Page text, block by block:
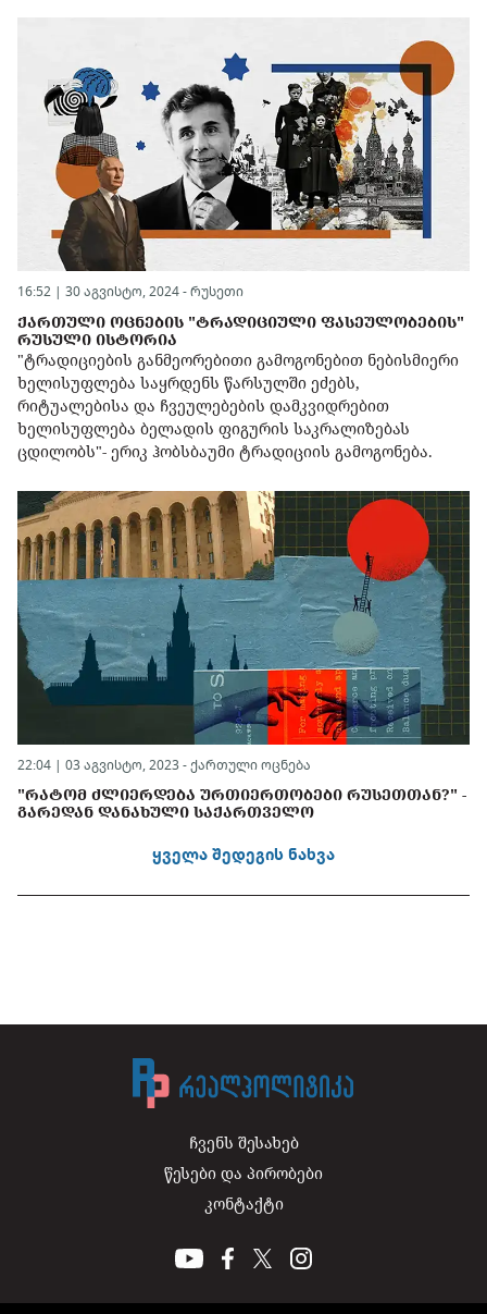
16:52 | 30 აგვისტო, 2024 - რუსეთი
ᲥᲐᲠᲗᲣᲚᲘ ᲝᲪᲜᲔᲑᲘᲡ "ᲢᲠᲐᲓᲘᲪᲘᲣᲚᲘ ᲤᲐᲡᲔᲣᲚᲝᲑᲔᲑᲘᲡ"
ᲠᲣᲡᲣᲚᲘ ᲘᲡᲢᲝᲠᲘᲐ
"ტრადიციების განმეორებითი გამოგონებით ნებისმიერი
ხელისუფლება საყრდენს წარსულში ეძებს,
რიტუალებისა და ჩვეულებების დამკვიდრებით
ხელისუფლება ბელადის ფიგურის საკრალიზებას
ცდილობს"- ერიკ ჰობსბაუმი ტრადიციის გამოგონება.
22:04 | 03 აგვისტო, 2023 - ქართული ოცნება
"ᲠᲐᲢᲝᲛ ᲫᲚᲘᲔᲠᲓᲔᲑᲐ ᲣᲠᲗᲘᲔᲠᲗᲝᲑᲔᲑᲘ ᲠᲣᲡᲔᲗᲗᲐᲜ?" -
ᲒᲐᲠᲔᲓᲐᲜ ᲓᲐᲜᲐᲮᲣᲚᲘ ᲡᲐᲥᲐᲠᲗᲕᲔᲚᲝ
ყველა შედეგის ნახვა
ჩვენს შესახებ
წესები და პირობები
კონტაქტი